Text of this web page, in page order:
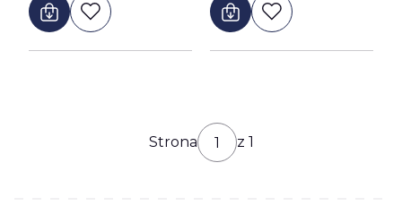
Strona z 1